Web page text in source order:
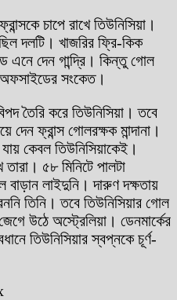
চাপে রাখে তিউনিসিয়া।
দলটি। খাজরির ফ্রি-কিক
এনে দেন গান্দ্রি। কিন্তু গোল
অফসাইডের সংকেত।
তৈরি করে তিউনিসিয়া। তবে
ফ্রান্স গোলরক্ষক মান্দানা।
কেবল তিউনিসিয়াকেই।
তারা। ৫৮ মিনিটে পালটা
লাইদুনি। দারুণ দক্ষতায়
তিনি। তবে তিউনিসিয়ার গোল
উঠে অস্ট্রেলিয়া। ডেনমার্কের
তিউনিসিয়ার স্বপ্নকে চূর্ণ-